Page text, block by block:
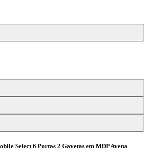
Select 6 Portas 2 Gavetas em MDP Avena